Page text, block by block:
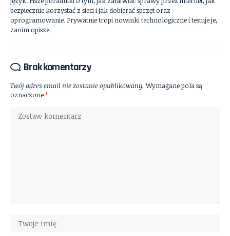
bezpiecznie korzystać z sieci i jak dobierać sprzęt oraz
oprogramowanie. Prywatnie tropi nowinki technologiczne i testuje je,
zanim opisze.
Brak komentarzy
Twój adres email nie zostanie opublikowany. Wymagane pola są
oznaczone*